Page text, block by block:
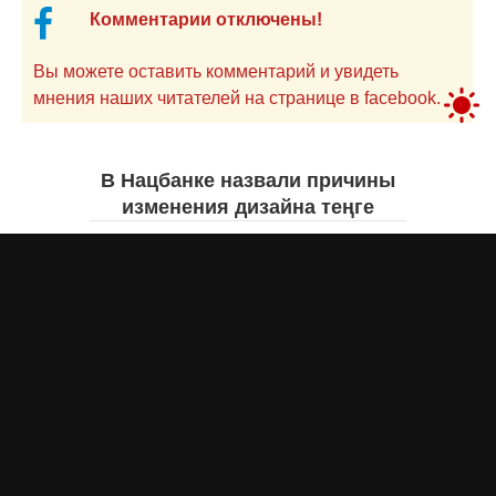
Комментарии отключены!
Вы можете оставить комментарий и увидеть
мнения наших читателей на странице в facebook.
В Нацбанке назвали причины
изменения дизайна теңге